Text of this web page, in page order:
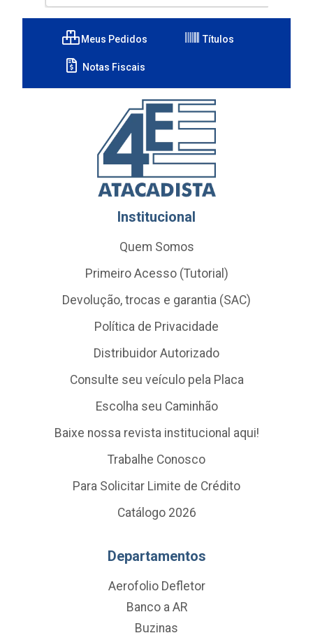
Meus Pedidos Títulos
Notas Fiscais
Institucional
Quem Somos
Primeiro Acesso (Tutorial)
Devolução, trocas e garantia (SAC)
Política de Privacidade
Distribuidor Autorizado
Consulte seu veículo pela Placa
Escolha seu Caminhão
Baixe nossa revista institucional aqui!
Trabalhe Conosco
Para Solicitar Limite de Crédito
Catálogo 2026
Departamentos
Aerofolio Defletor
Banco a AR
Buzinas